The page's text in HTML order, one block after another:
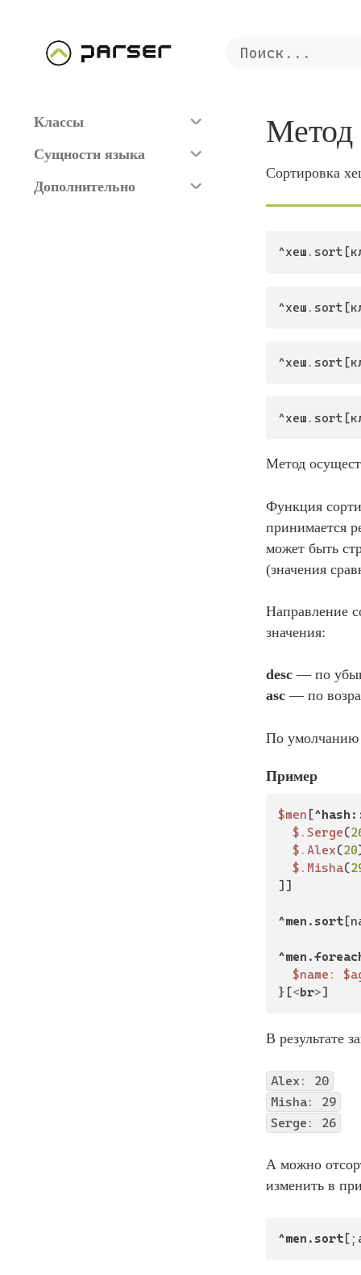
Классы
Сущности языка
Дополнительно
Метод
Сортировка
Метод
Функция
принимается
может быть
(значения
Направление
значения:
desc — по
asc — по
По умолчанию
Пример
$men [
$.Serge(
$.Alex(20
$.Misha(
]]
^men.sort
$name:
}[<br>]
В результате
Alex: 20
Misha: 29
Serge: 26
А можно
изменить в
^men.sort